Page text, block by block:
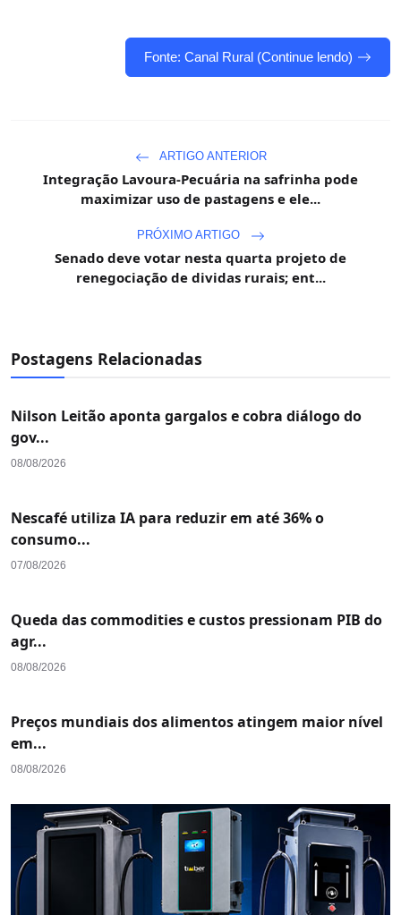
Fonte: Canal Rural (Continue lendo)
ARTIGO ANTERIOR
Integração Lavoura-Pecuária na safrinha pode
maximizar uso de pastagens e ele...
PRÓXIMO ARTIGO
Senado deve votar nesta quarta projeto de
renegociação de dividas rurais; ent...
Postagens Relacionadas
Nilson Leitão aponta gargalos e cobra diálogo do
gov...
08/08/2026
Nescafé utiliza IA para reduzir em até 36% o
consumo...
07/08/2026
Queda das commodities e custos pressionam PIB do
agr...
08/08/2026
Preços mundiais dos alimentos atingem maior nível
em...
08/08/2026